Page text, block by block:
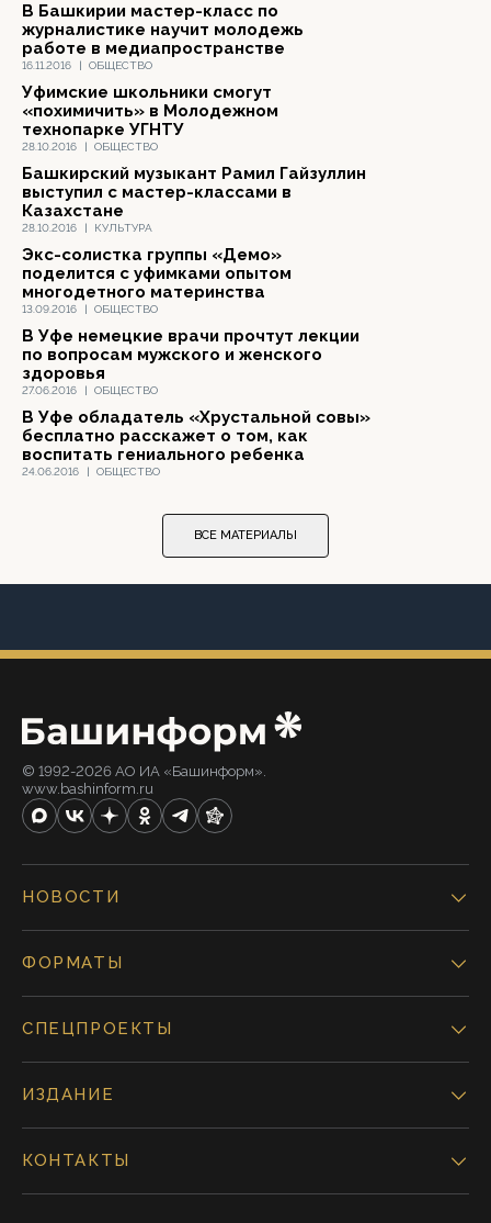
16.11.2016 | ОБЩЕСТВО
В Башкирии мастер-класс по
журналистике научит молодежь
работе в медиапространстве
28.10.2016 | ОБЩЕСТВО
Уфимские школьники смогут
«похимичить» в Молодежном
технопарке УГНТУ
28.10.2016 | КУЛЬТУРА
Башкирский музыкант Рамил Гайзуллин
выступил с мастер-классами в
Казахстане
13.09.2016 | ОБЩЕСТВО
Экс-солистка группы «Демо»
поделится с уфимками опытом
многодетного материнства
27.06.2016 | ОБЩЕСТВО
В Уфе немецкие врачи прочтут лекции
по вопросам мужского и женского
здоровья
24.06.2016 | ОБЩЕСТВО
В Уфе обладатель «Хрустальной совы»
бесплатно расскажет о том, как
воспитать гениального ребенка
ВСЕ МАТЕРИАЛЫ
© 1992-2026 АО ИА «Башинформ».
www.bashinform.ru
НОВОСТИ
ФОРМАТЫ
СПЕЦПРОЕКТЫ
ИЗДАНИЕ
КОНТАКТЫ